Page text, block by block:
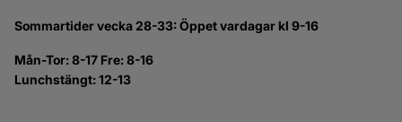
Sommartider vecka 28-33: Öppet vardagar kl 9-16
Mån-Tor: 8-17 Fre: 8-16
Lunchstängt: 12-13